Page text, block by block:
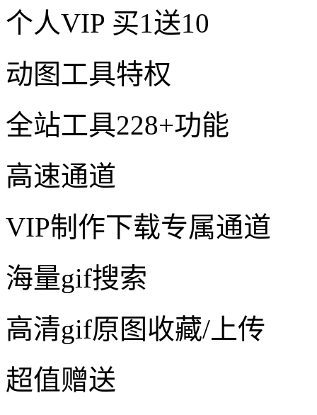
个人VIP 买1送10
动图工具特权
全站工具228+功能
高速通道
VIP制作下载专属通道
海量gif搜索
高清gif原图收藏/上传
超值赠送